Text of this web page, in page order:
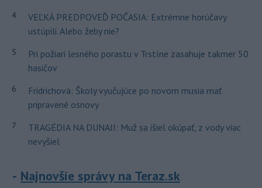
4
VEĽKÁ PREDPOVEĎ POČASIA: Extrémne horúčavy
ustúpili. Alebo žeby nie?
5
Pri požiari lesného porastu v Trstíne zasahuje takmer 50
hasičov
6
Fridrichová: Školy vyučujúce po novom musia mať
pripravené osnovy
7
TRAGÉDIA NA DUNAJI: Muž sa išiel okúpať, z vody viac
nevyšiel
Najnovšie správy na Teraz.sk